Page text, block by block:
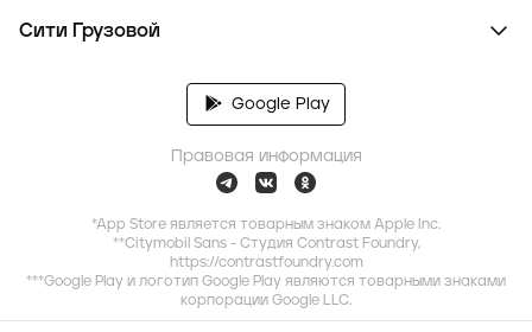
Сити Грузовой
Google Play
Правовая информация
*App Store является товарным знаком Apple Inc.
**Citymobil Sans - Студия Contrast Foundry,
https://contrastfoundry.com
***Google Play и логотип Google Play являются товарными знаками
корпорации Google LLC.